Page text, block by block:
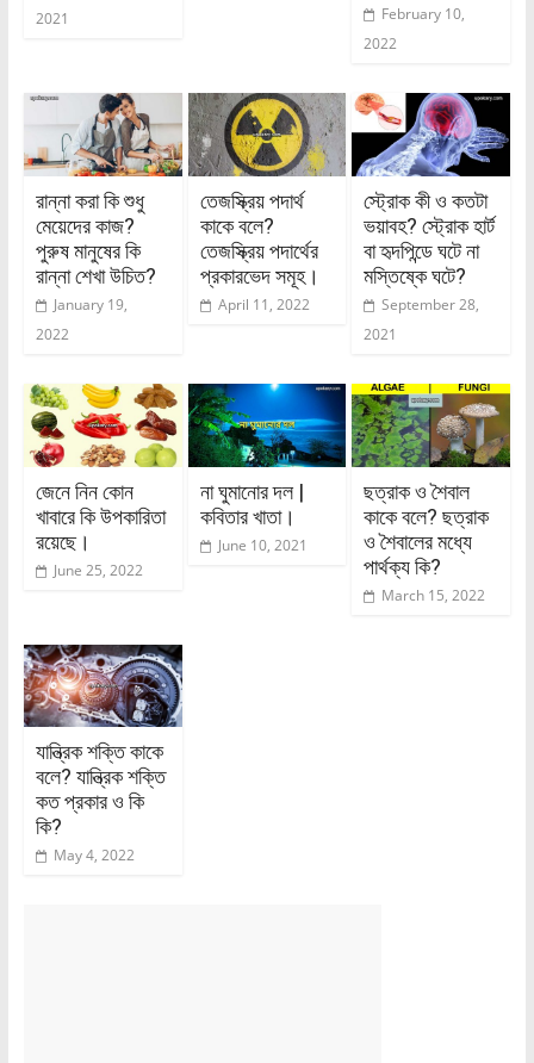
2021
February 10,
2022
রান্না করা কি শুধু
মেয়েদের কাজ?
পুরুষ মানুষের কি
রান্না শেখা উচিত?
January 19,
2022
তেজস্ক্রিয় পদার্থ
কাকে বলে?
তেজস্ক্রিয় পদার্থের
প্রকারভেদ সমূহ।
April 11, 2022
স্ট্রোক কী ও কতটা
ভয়াবহ? স্ট্রোক হার্ট
বা হৃদপিন্ডে ঘটে না
মস্তিষ্কে ঘটে?
September 28,
2021
জেনে নিন কোন
খাবারে কি উপকারিতা
রয়েছে।
June 25, 2022
না ঘুমানোর দল |
কবিতার খাতা।
June 10, 2021
ছত্রাক ও শৈবাল
কাকে বলে? ছত্রাক
ও শৈবালের মধ্যে
পার্থক্য কি?
March 15, 2022
যান্ত্রিক শক্তি কাকে
বলে? যান্ত্রিক শক্তি
কত প্রকার ও কি
কি?
May 4, 2022